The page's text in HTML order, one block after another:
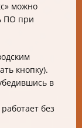
можно
ПО при
кнопку).
в
без